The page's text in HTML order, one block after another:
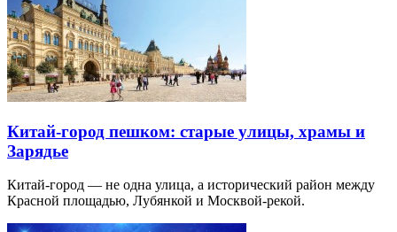
Китай-город пешком: старые улицы, храмы и
Зарядье
Китай-город — не одна улица, а исторический район между
Красной площадью, Лубянкой и Москвой-рекой.